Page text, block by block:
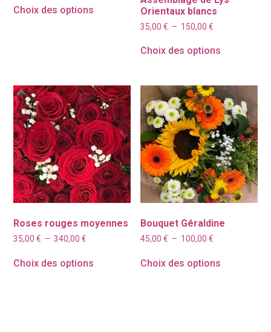
40,00 €
Choix des options
Orientaux blancs
35,00€ – 150,00€
35,00 €
Choix des options
Roses rouges moyennes
35,00€ – 340,00€
35,00 €
Choix des options
Bouquet Géraldine
45,00€ – 100,00€
45,00 €
Choix des options